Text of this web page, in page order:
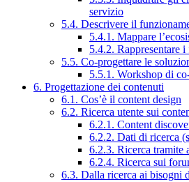
servizio
5.4. Descrivere il
5.4.1. Mappare
5.4.2. Rappresentare
5.5. Co-progettare le
5.5.1. Workshop di
6. Progettazione dei contenuti
6.1. Cos’è il content design
6.2. Ricerca utente sui
6.2.1. Content
6.2.2. Dati di ricerca
6.2.3. Ricerca tramite
6.2.4. Ricerca sui
6.3. Dalla ricerca ai bisogni